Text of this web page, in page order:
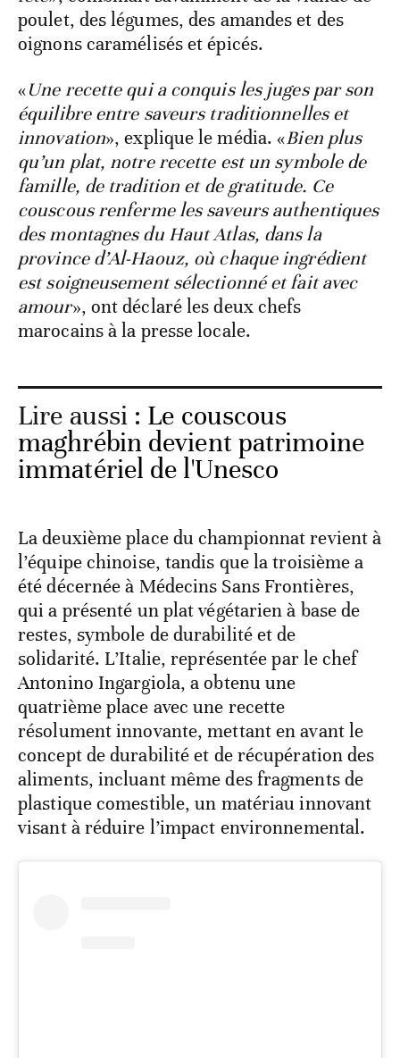
poulet, des légumes, des amandes et des
oignons caramélisés et épicés.
«Une recette qui a conquis les juges par son
équilibre entre saveurs traditionnelles et
innovation», explique le média. «Bien plus
qu’un plat, notre recette est un symbole de
famille, de tradition et de gratitude. Ce
couscous renferme les saveurs authentiques
des montagnes du Haut Atlas, dans la
province d’Al-Haouz, où chaque ingrédient
est soigneusement sélectionné et fait avec
amour», ont déclaré les deux chefs
marocains à la presse locale.
Lire aussi : Le couscous
maghrébin devient patrimoine
immatériel de l'Unesco
La deuxième place du championnat revient à
l’équipe chinoise, tandis que la troisième a
été décernée à Médecins Sans Frontières,
qui a présenté un plat végétarien à base de
restes, symbole de durabilité et de
solidarité. L’Italie, représentée par le chef
Antonino Ingargiola, a obtenu une
quatrième place avec une recette
résolument innovante, mettant en avant le
concept de durabilité et de récupération des
aliments, incluant même des fragments de
plastique comestible, un matériau innovant
visant à réduire l’impact environnemental.